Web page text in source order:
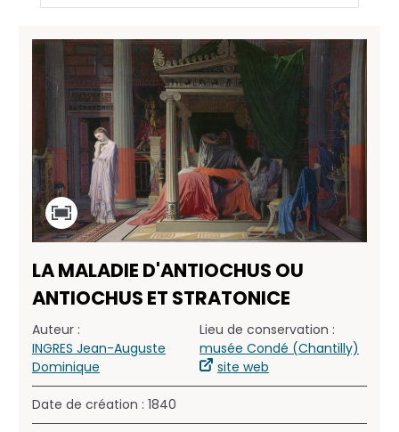
LA MALADIE D'ANTIOCHUS OU
ANTIOCHUS ET STRATONICE
Auteur :
INGRES Jean-Auguste
Dominique
Lieu de conservation :
musée Condé (Chantilly)
site web
Date de création : 1840